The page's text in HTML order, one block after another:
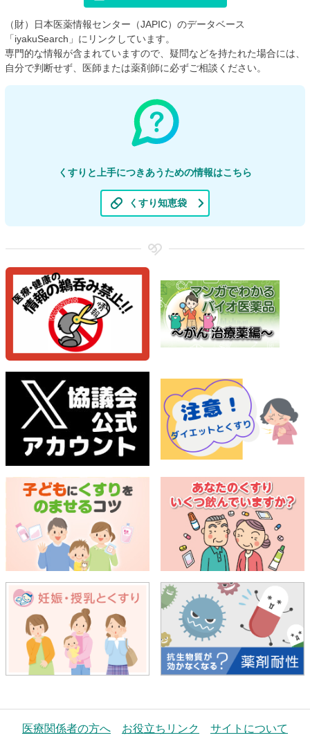
（財）日本医薬情報センター（JAPIC）のデータベース
「iyakuSearch」にリンクしています。
専門的な情報が含まれていますので、疑問などを持たれた場合には、
自分で判断せず、医師または薬剤師に必ずご相談ください。
くすりと上手につきあうための情報はこちら
くすり知恵袋
医療関係者の方へ お役立ちリンク サイトについて